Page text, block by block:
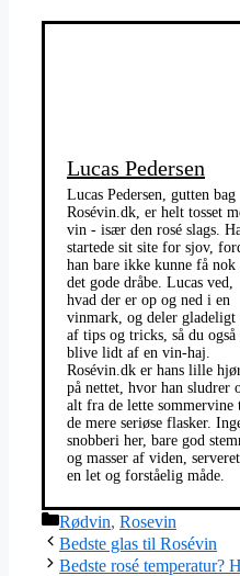
Lucas Pedersen
Lucas Pedersen, gutten bag
Rosévin.dk, er helt tosset
vin - især den rosé slags.
startede sit site for sjov,
han bare ikke kunne få nok
det gode dråbe. Lucas ved,
hvad der er op og ned i en
vinmark, og deler gladeligt
af tips og tricks, så du også
blive lidt af en vin-haj.
Rosévin.dk er hans lille
på nettet, hvor han sludrer
alt fra de lette sommervine
de mere seriøse flasker.
snobberi her, bare god
og masser af viden,
en let og forståelig måde.
Kategorier
Rødvin, Rosevin
Bedste glas til Rosévin
Bedste rosé temperatur?